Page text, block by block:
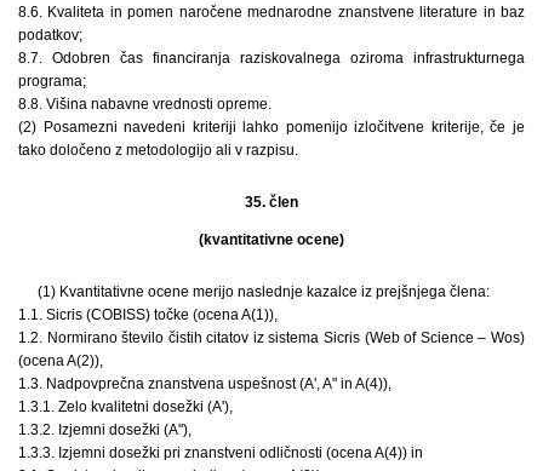
8.6. Kvaliteta in pomen naročene mednarodne znanstvene literature in baz
podatkov;
8.7. Odobren čas financiranja raziskovalnega oziroma infrastrukturnega
programa;
8.8. Višina nabavne vrednosti opreme.
(2) Posamezni navedeni kriteriji lahko pomenijo izločitvene kriterije, če je
tako določeno z metodologijo ali v razpisu.
35. člen
(kvantitativne ocene)
(1) Kvantitativne ocene merijo naslednje kazalce iz prejšnjega člena:
1.1. Sicris (COBISS) točke (ocena A(1)),
1.2. Normirano število čistih citatov iz sistema Sicris (Web of Science – Wos)
(ocena A(2)),
1.3. Nadpovprečna znanstvena uspešnost (A', A" in A(4)),
1.3.1. Zelo kvalitetni dosežki (A'),
1.3.2. Izjemni dosežki (A"),
1.3.3. Izjemni dosežki pri znanstveni odličnosti (ocena A(4)) in